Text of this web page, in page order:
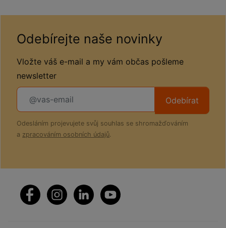
Odebírejte naše novinky
Vložte váš e-mail a my vám občas pošleme
newsletter
Odebírat
Odesláním projevujete svůj souhlas se shromažďováním
a zpracováním osobních údajů.